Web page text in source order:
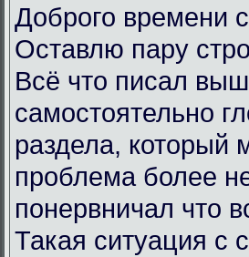
Доброго времени
Оставлю пару
Всё что писал
самостоятельно
раздела, который
проблема более
понервничал что
Такая ситуация с